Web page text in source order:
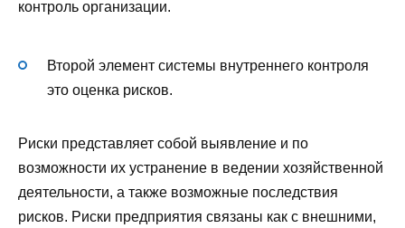
контроль организации.
Второй элемент системы внутреннего контроля
это оценка рисков.
Риски представляет собой выявление и по
возможности их устранение в ведении хозяйственной
деятельности, а также возможные последствия
рисков. Риски предприятия связаны как с внешними,